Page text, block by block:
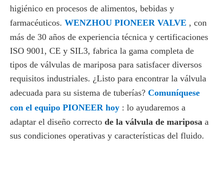
higiénico en procesos de alimentos, bebidas y
farmacéuticos. WENZHOU PIONEER VALVE , con
más de 30 años de experiencia técnica y certificaciones
ISO 9001, CE y SIL3, fabrica la gama completa de
tipos de válvulas de mariposa para satisfacer diversos
requisitos industriales. ¿Listo para encontrar la válvula
adecuada para su sistema de tuberías? Comuníquese
con el equipo PIONEER hoy : lo ayudaremos a
adaptar el diseño correcto de la válvula de mariposa a
sus condiciones operativas y características del fluido.